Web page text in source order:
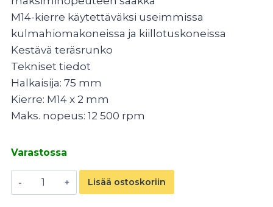
M14-kierre käytettäväksi useimmissa
kulmahiomakoneissa ja kiillotuskoneissa
Kestävä teräsrunko
Tekniset tiedot
Halkaisija: 75 mm
Kierre: M14 x 2 mm
Maks. nopeus: 12 500 rpm
Varastossa
Teräskuppiharja
messinki
Lisää ostoskoriin